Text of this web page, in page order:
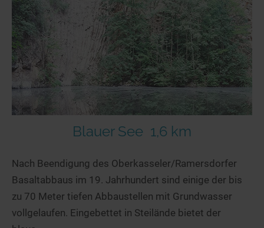
Blauer See 1,6 km
Nach Beendigung des Oberkasseler/Ramersdorfer
Basaltabbaus im 19. Jahrhundert sind einige der bis
zu 70 Meter tiefen Abbaustellen mit Grundwasser
vollgelaufen. Eingebettet in Steilände bietet der